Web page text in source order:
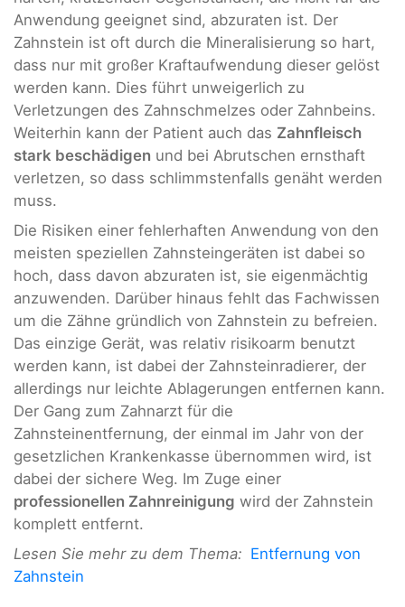
Anwendung geeignet sind, abzuraten ist. Der
Zahnstein ist oft durch die Mineralisierung so hart,
dass nur mit großer Kraftaufwendung dieser gelöst
werden kann. Dies führt unweigerlich zu
Verletzungen des Zahnschmelzes oder Zahnbeins.
Weiterhin kann der Patient auch das Zahnfleisch
stark beschädigen und bei Abrutschen ernsthaft
verletzen, so dass schlimmstenfalls genäht werden
muss.
Die Risiken einer fehlerhaften Anwendung von den
meisten speziellen Zahnsteingeräten ist dabei so
hoch, dass davon abzuraten ist, sie eigenmächtig
anzuwenden. Darüber hinaus fehlt das Fachwissen
um die Zähne gründlich von Zahnstein zu befreien.
Das einzige Gerät, was relativ risikoarm benutzt
werden kann, ist dabei der Zahnsteinradierer, der
allerdings nur leichte Ablagerungen entfernen kann.
Der Gang zum Zahnarzt für die
Zahnsteinentfernung, der einmal im Jahr von der
gesetzlichen Krankenkasse übernommen wird, ist
dabei der sichere Weg. Im Zuge einer
professionellen Zahnreinigung wird der Zahnstein
komplett entfernt.
Lesen Sie mehr zu dem Thema: Entfernung von
Zahnstein